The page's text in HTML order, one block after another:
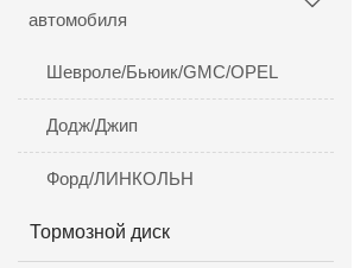
автомобиля
Шевроле/Бьюик/GMC/OPEL
Додж/Джип
Форд/ЛИНКОЛЬН
Тормозной диск